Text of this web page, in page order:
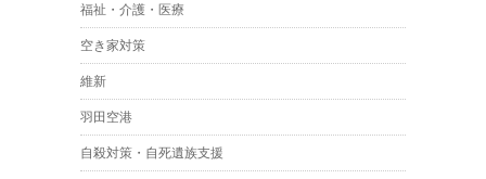
福祉・介護・医療
空き家対策
維新
羽田空港
自殺対策・自死遺族支援